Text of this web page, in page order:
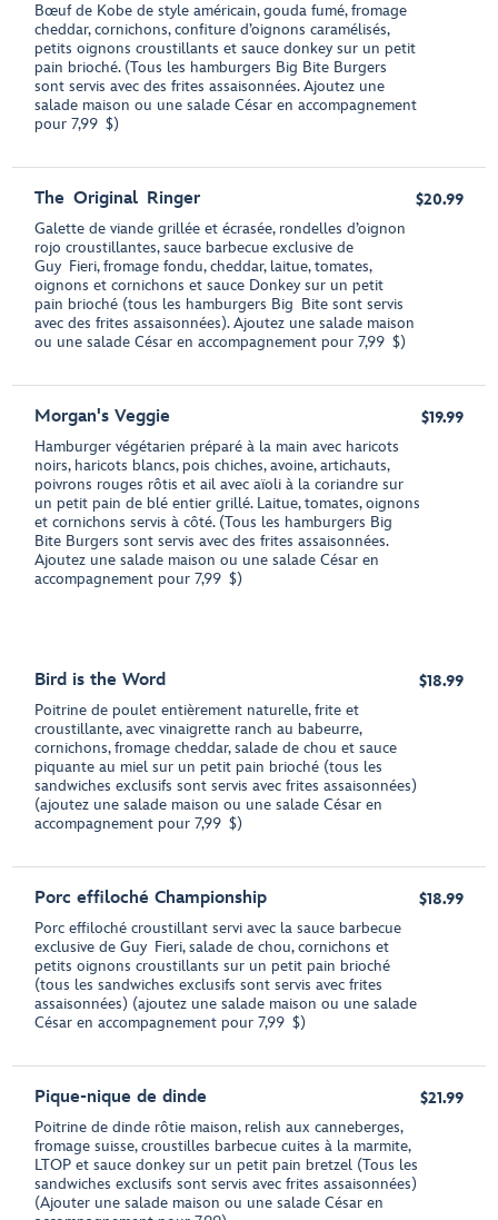
Bœuf de Kobe de style américain, gouda fumé, fromage
cheddar, cornichons, confiture d’oignons caramélisés,
petits oignons croustillants et sauce donkey sur un petit
pain brioché. (Tous les hamburgers Big Bite Burgers
sont servis avec des frites assaisonnées. Ajoutez une
salade maison ou une salade César en accompagnement
pour 7,99 $)
The Original Ringer
Galette de viande grillée et écrasée, rondelles d’oignon
rojo croustillantes, sauce barbecue exclusive de
Guy Fieri, fromage fondu, cheddar, laitue, tomates,
oignons et cornichons et sauce Donkey sur un petit
pain brioché (tous les hamburgers Big Bite sont servis
avec des frites assaisonnées). Ajoutez une salade maison
ou une salade César en accompagnement pour 7,99 $)
$20.99
Morgan's Veggie
Hamburger végétarien préparé à la main avec haricots
noirs, haricots blancs, pois chiches, avoine, artichauts,
poivrons rouges rôtis et ail avec aïoli à la coriandre sur
un petit pain de blé entier grillé. Laitue, tomates, oignons
et cornichons servis à côté. (Tous les hamburgers Big
Bite Burgers sont servis avec des frites assaisonnées.
Ajoutez une salade maison ou une salade César en
accompagnement pour 7,99 $)
$19.99
Bird is the Word
Poitrine de poulet entièrement naturelle, frite et
croustillante, avec vinaigrette ranch au babeurre,
cornichons, fromage cheddar, salade de chou et sauce
piquante au miel sur un petit pain brioché (tous les
sandwiches exclusifs sont servis avec frites assaisonnées)
(ajoutez une salade maison ou une salade César en
accompagnement pour 7,99 $)
$18.99
Porc effiloché Championship
Porc effiloché croustillant servi avec la sauce barbecue
exclusive de Guy Fieri, salade de chou, cornichons et
petits oignons croustillants sur un petit pain brioché
(tous les sandwiches exclusifs sont servis avec frites
assaisonnées) (ajoutez une salade maison ou une salade
César en accompagnement pour 7,99 $)
$18.99
Pique-nique de dinde
Poitrine de dinde rôtie maison, relish aux canneberges,
fromage suisse, croustilles barbecue cuites à la marmite,
LTOP et sauce donkey sur un petit pain bretzel (Tous les
sandwiches exclusifs sont servis avec frites assaisonnées)
(Ajouter une salade maison ou une salade César en
$21.99